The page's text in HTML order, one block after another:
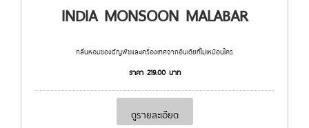
INDIA MONSOON MALABAR
กลิ่นหอมของธัญพืชและเครื่องเทศจากอินเดียที่ไม่เหมือนใคร
ราคา 219.00บาท
ดูรายละเอียด